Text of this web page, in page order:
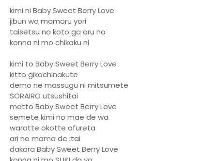
kimi ni Baby Sweet Berry Love
jibun wo mamoru yori
taisetsu na koto ga aru no
konna ni mo chikaku ni
kimi to Baby Sweet Berry Love
kitto gikochinakute
demo ne massugu ni mitsumete
SORAIRO utsushitai
motto Baby Sweet Berry Love
semete kimi no mae de wa
waratte okotte afureta
ari no mama de itai
dakara Baby Sweet Berry Love